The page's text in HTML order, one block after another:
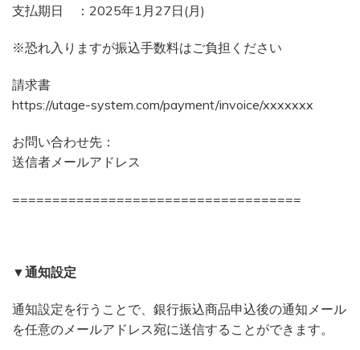
支払期日 ：2025年1月27日(月)
※恐れ入りますが振込手数料はご負担ください
請求書
https://utage-system.com/payment/invoice/xxxxxxx
お問い合わせ先：
送信者メールアドレス
====================================
▼通知設定
通知設定を行うことで、銀行振込商品申込後の通知メール
を任意のメールアドレス宛に送信することができます。